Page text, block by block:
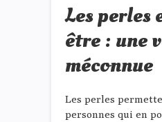
Les perles
être : une
méconnue
Les perles
personnes qui en